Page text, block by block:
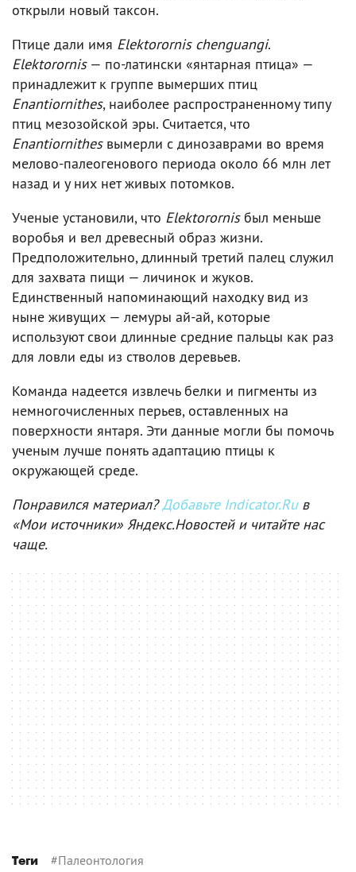
открыли новый таксон.
Птице дали имя Elektorornis chenguangi.
Elektorornis— по-латински «янтарная птица» —
принадлежит к группе вымерших птиц
Enantiornithes, наиболее распространенному типу
птиц мезозойской эры. Считается, что
Enantiornithesвымерли с динозаврами во время
мелово-палеогенового периода около 66 млн лет
назад и у них нет живых потомков.
Ученые установили, что Elektorornisбыл меньше
воробья и вел древесный образ жизни.
Предположительно, длинный третий палец служил
для захвата пищи — личинок и жуков.
Единственный напоминающий находку вид из
ныне живущих — лемуры ай-ай, которые
используют свои длинные средние пальцы как раз
для ловли еды из стволов деревьев.
Команда надеется извлечь белки и пигменты из
немногочисленных перьев, оставленных на
поверхности янтаря. Эти данные могли бы помочь
ученым лучше понять адаптацию птицы к
окружающей среде.
Понравился материал?Добавьте Indicator.Ruв
«Мои источники» Яндекс.Новостей и читайте нас
чаще.
Теги #Палеонтология